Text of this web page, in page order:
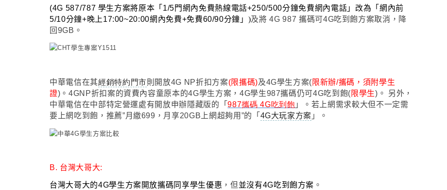
(4G 587/787 學生方案將原本 「 1/5門網內免費熱線電話+250/500分鐘免費網內電話 」 改為 「 網內前
5/10分鐘+晚上17:00~20:00網內免費+免費60/90分鐘 」)及將 4G 987 攜碼可4G吃到飽方案取消 ， 降
回9GB 。
中華電信在其經銷特約門市則開放4G NP折扣方案(限攜碼)及4G學生方案( 限新辦/攜碼 ， 須附學生
證) 。4GNP折扣案的資費內容童原本的4G學生方案 ，4G學生987攜碼仍可4G吃到飽( 限學生)。 另外，
中華電信在中部特定營運處有開放申辦隱藏版的 「987攜碼 4G吃到 飽 」 。 若上網需求較大但不一定需
要上網吃到飽 ，推薦”月繳699 ，月享20GB上網超夠用”的 「 4G大玩家方案 」 。
B. 台灣大哥大:
台灣大哥大的4G學生方案開放攜碼同享學生優惠 ，但 並沒有4G吃到飽方案 。